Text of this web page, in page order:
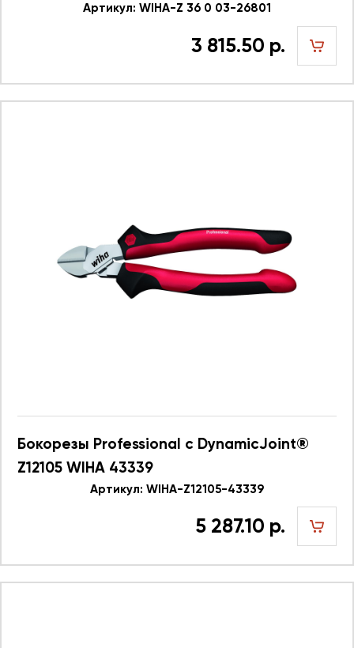
Артикул: WIHA-Z 36 0 03-26801
3 815.50 р.
Бокорезы Professional с DynamicJoint®
Z12105 WIHA 43339
Артикул: WIHA-Z12105-43339
5 287.10 р.